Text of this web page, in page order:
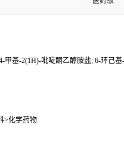
甲基-2(1H)-吡啶酮乙醇胺盐; 6-环己
>化学药物